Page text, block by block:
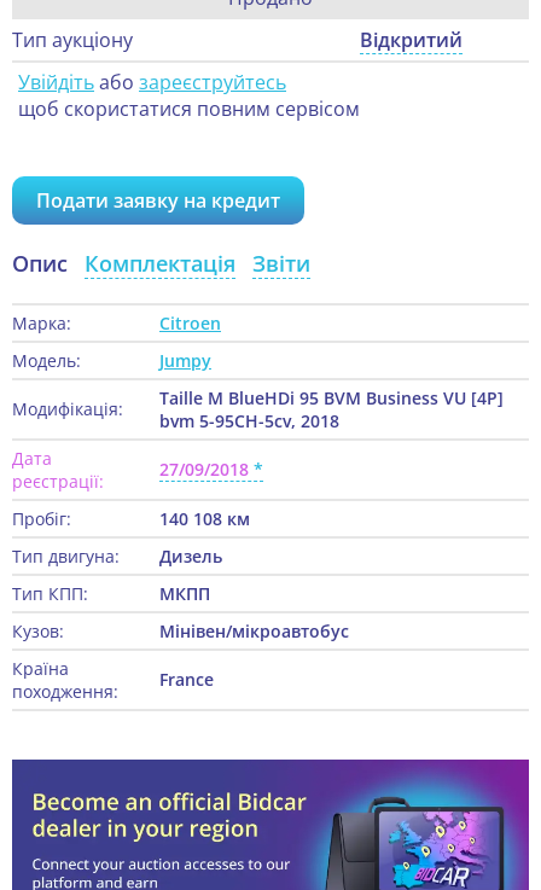
Тип аукціону
Відкритий
Увійдітьабо зареєструйтесь
щоб скористатися повним сервісом
Подати заявку на кредит
Опис Комплектація Звіти
Марка:
Citroen
Модель:
Jumpy
Модифікація:
Taille M BlueHDi 95 BVM Business VU [4P]
bvm 5-95CH-5cv, 2018
Дата
реєстрації:
27/09/2018
Пробіг:
140 108 км
Тип двигуна:
Дизель
Тип КПП:
МКПП
Кузов:
Мінівен/мікроавтобус
Країна
походження:
France